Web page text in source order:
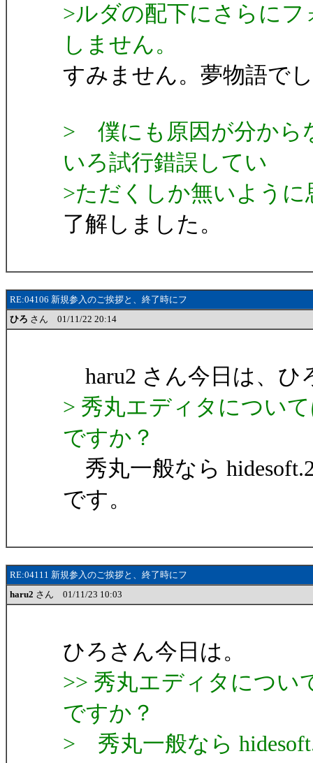
>ルダの配下にさらに
しません。
すみません。夢物語で
> 僕にも原因が分から
いろ試行錯誤してい
>ただくしか無いように
了解しました。
RE:04106 新規参入のご挨拶と、終了時にフ
ひろ さん 01/11/22 20:14
haru2 さん今日は、ひ
> 秀丸エディタについ
ですか？
秀丸一般なら
です。
RE:04111 新規参入のご挨拶と、終了時にフ
haru2 さん 01/11/23 10:03
ひろさん今日は。
>> 秀丸エディタについ
ですか？
> 秀丸一般なら